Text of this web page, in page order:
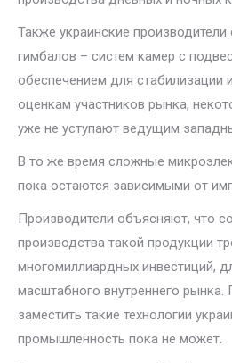
Также украинские
гимбалов – систем камер с
обеспечением для стабилизации
оценкам участников рынка,
уже не уступают ведущим
В то же время сложные
пока остаются зависимыми от
Производители объясняют, что
производства такой продукции
многомиллиардных инвестиций,
масштабного внутреннего
заместить такие технологии
промышленность пока не может.